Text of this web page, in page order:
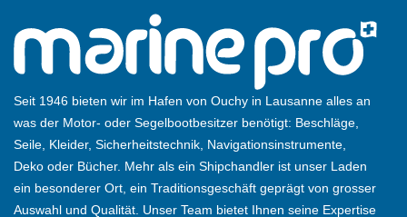
Seit 1946 bieten wir im Hafen von Ouchy in Lausanne alles an
was der Motor- oder Segelbootbesitzer benötigt: Beschläge,
Seile, Kleider, Sicherheitstechnik, Navigationsinstrumente,
Deko oder Bücher. Mehr als ein Shipchandler ist unser Laden
ein besonderer Ort, ein Traditionsgeschäft geprägt von grosser
Auswahl und Qualität. Unser Team bietet Ihnen seine Expertise